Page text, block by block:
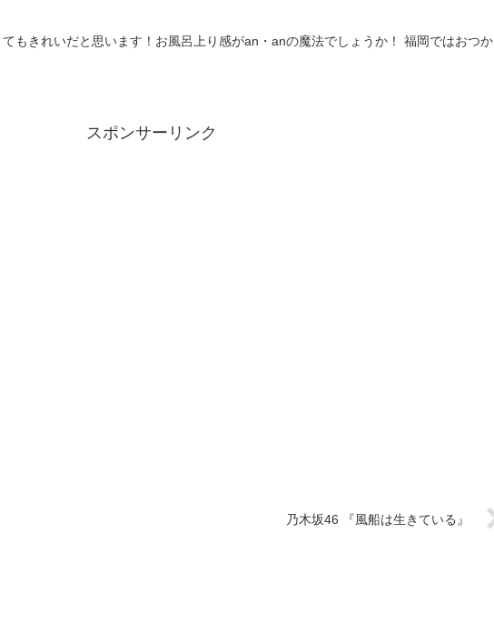
もきれいだと思います！お風呂上り感がan・anの魔法でしょうか！ 福岡ではおつか
スポンサーリンク
乃木坂46 『風船は生きている』